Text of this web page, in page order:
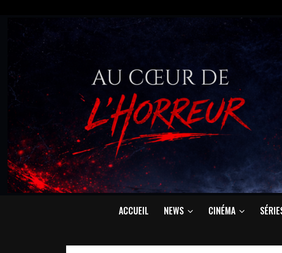
ACCUEIL NEWS CINÉMA